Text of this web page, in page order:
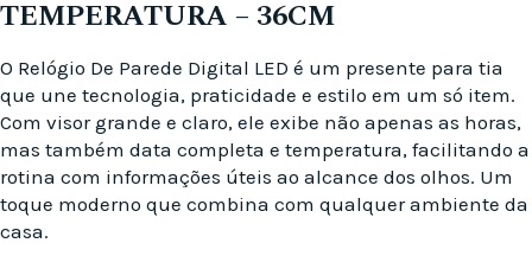
TEMPERATURA – 36CM
O Relógio De Parede Digital LED é um presente para tia
que une tecnologia, praticidade e estilo em um só item.
Com visor grande e claro, ele exibe não apenas as horas,
mas também data completa e temperatura, facilitando a
rotina com informações úteis ao alcance dos olhos. Um
toque moderno que combina com qualquer ambiente da
casa.